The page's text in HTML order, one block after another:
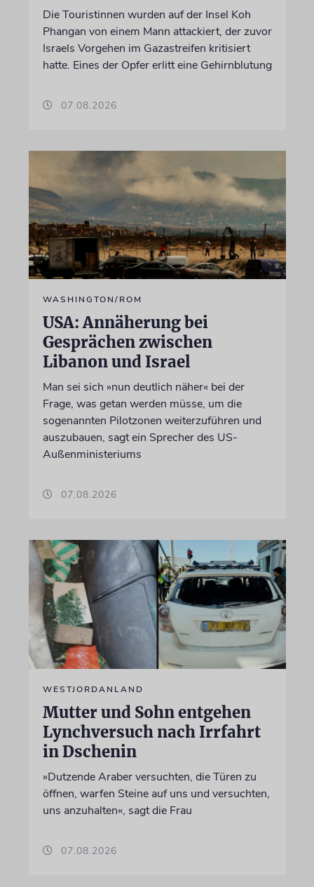
Die Touristinnen wurden auf der Insel Koh
Phangan von einem Mann attackiert, der zuvor
Israels Vorgehen im Gazastreifen kritisiert
hatte. Eines der Opfer erlitt eine Gehirnblutung
07.08.2026
WASHINGTON/ROM
USA: Annäherung bei
Gesprächen zwischen
Libanon und Israel
Man sei sich »nun deutlich näher« bei der
Frage, was getan werden müsse, um die
sogenannten Pilotzonen weiterzuführen und
auszubauen, sagt ein Sprecher des US-
Außenministeriums
07.08.2026
WESTJORDANLAND
Mutter und Sohn entgehen
Lynchversuch nach Irrfahrt
in Dschenin
»Dutzende Araber versuchten, die Türen zu
öffnen, warfen Steine auf uns und versuchten,
uns anzuhalten«, sagt die Frau
07.08.2026